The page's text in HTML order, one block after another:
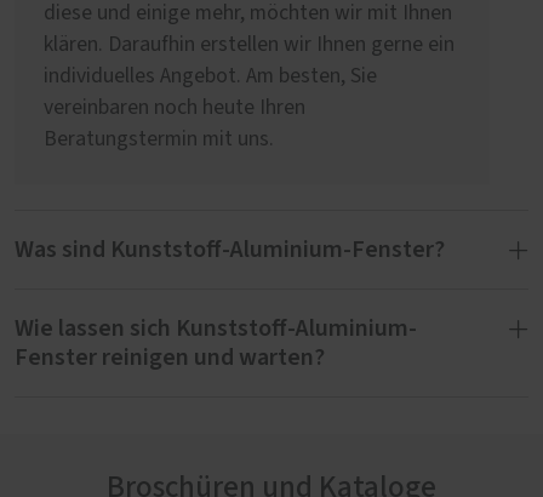
diese und einige mehr, möchten wir mit Ihnen
klären. Daraufhin erstellen wir Ihnen gerne ein
individuelles Angebot. Am besten, Sie
vereinbaren noch heute Ihren
Beratungstermin mit uns.
Was sind Kunststoff-Aluminium-Fenster?
Kunststoff-Aluminium-Fenster bestehen aus
einem Kunststoff-Rahmen und einer auf der
Regen, Wind oder UV-Strahlung. Ein weiterer
Wie lassen sich Kunststoff-Aluminium-
Fenster reinigen und warten?
Broschüren und Kataloge